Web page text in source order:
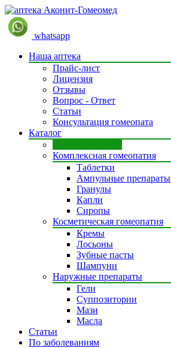
whatsapp
Наша аптека
Прайс-лист
Лицензия
Отзывы
Вопрос - Ответ
Статьи
Консультация гомеопата
Каталог
Комплексная гомеопатия
Таблетки
Ампульные препараты
Гранулы
Капли
Сиропы
Косметическая гомеопатия
Кремы
Лосьоны
Зубные пасты
Шампуни
Наружные препараты
Гели
Суппозитории
Мази
Масла
Статьи
По заболеваниям